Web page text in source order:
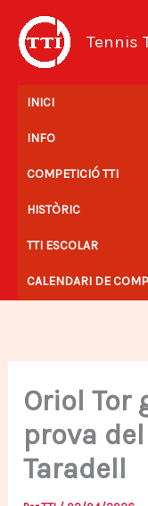
contingut
Tennis
INICI
INFO
COMPETICIÓ TTI
HISTÒRIC
TTI ESCOLAR
CALENDARI DE
Oriol Tor
prova
Taradell